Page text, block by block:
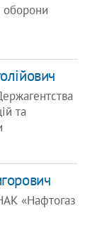
оборони
та
«Нафтогаз